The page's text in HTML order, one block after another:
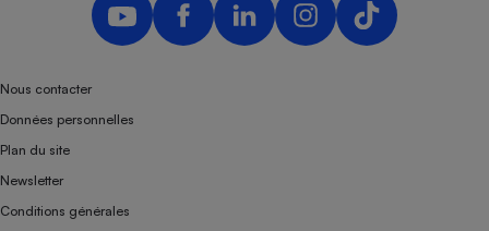
Nous contacter
Données personnelles
Plan du site
Newsletter
Conditions générales